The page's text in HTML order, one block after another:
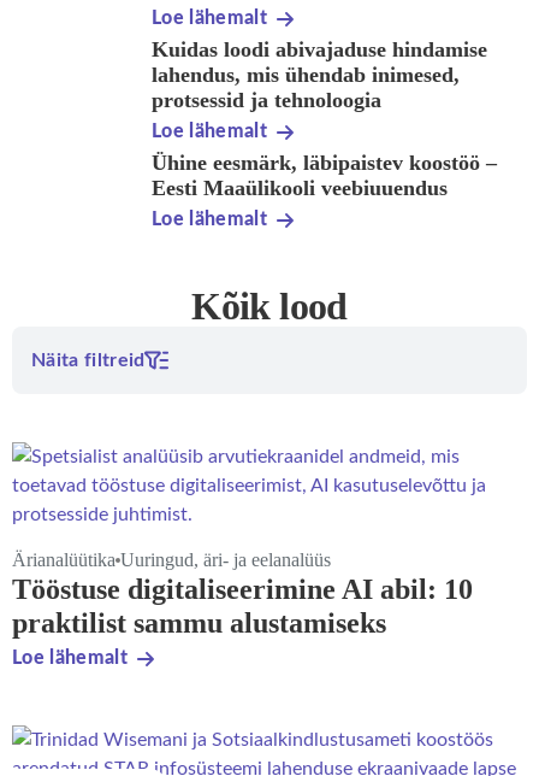
Loe lähemalt
Kuidas loodi abivajaduse hindamise
lahendus, mis ühendab inimesed,
protsessid ja tehnoloogia
Loe lähemalt
Ühine eesmärk, läbipaistev koostöö –
Eesti Maaülikooli veebiuuendus
Loe lähemalt
Kõik lood
Näita filtreid
Ärianalüütika Uuringud, äri- ja eelanalüüs
Tööstuse digitaliseerimine AI abil: 10
praktilist sammu alustamiseks
Loe lähemalt